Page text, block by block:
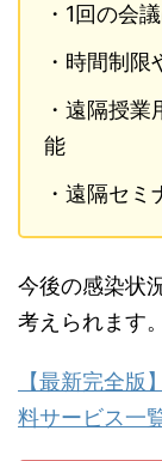
・1回の会
・時間制
・遠隔授
能
・遠隔セ
今後の感染状
考えられます。
【最新完全
料サービス一